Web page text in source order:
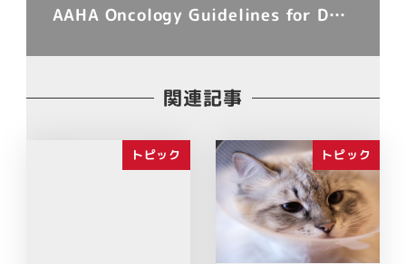
AAHA Oncology Guidelines for D…
関連記事
トピック トピック